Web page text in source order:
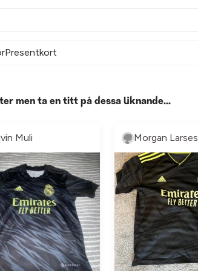
Presentkort
men ta en titt på dessa liknande...
Muli Morgan Larses